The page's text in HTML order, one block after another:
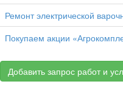
Ремонт электрической
Покупаем акции
Добавить запрос работ и